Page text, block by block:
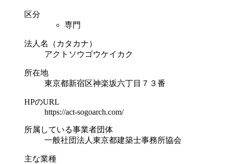
区分
専門
法人名（カタカナ）
アクトソウゴウケイカク
所在地
東京都新宿区神楽坂六丁目７３番
HPのURL
https://act-sogoarch.com/
所属している事業者団体
一般社団法人東京都建築士事務所協会
主な業種